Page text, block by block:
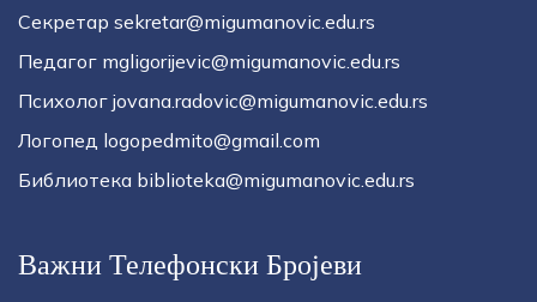
Секретар sekretar@migumanovic.edu.rs
Педагог mgligorijevic@migumanovic.edu.rs
Психолог jovana.radovic@migumanovic.edu.rs
Логопед logopedmito@gmail.com
Библиотека biblioteka@migumanovic.edu.rs
Важни Телефонски Бројеви